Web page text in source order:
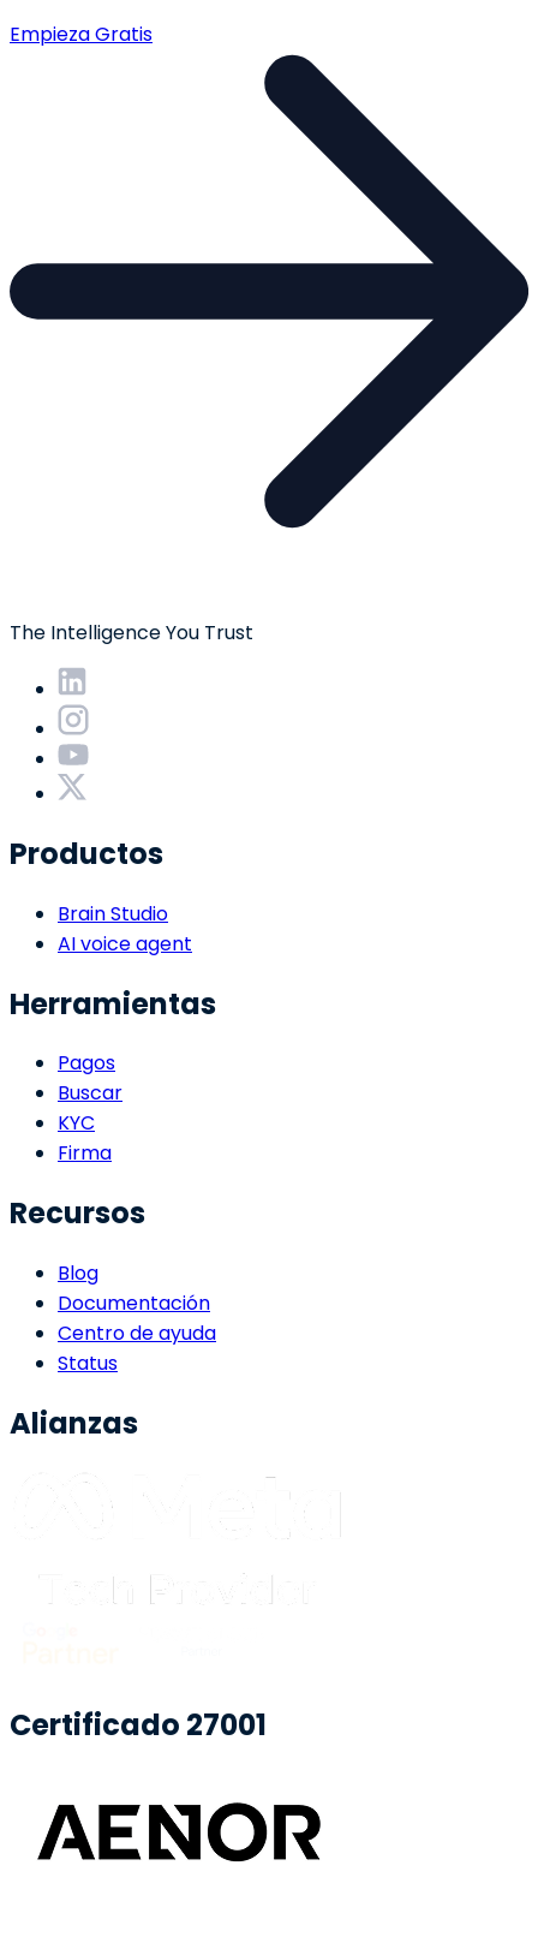
Empieza Gratis
The Intelligence You Trust
Productos
Brain Studio
AI voice agent
Herramientas
Pagos
Buscar
KYC
Firma
Recursos
Blog
Documentación
Centro de ayuda
Status
Alianzas
Certificado 27001